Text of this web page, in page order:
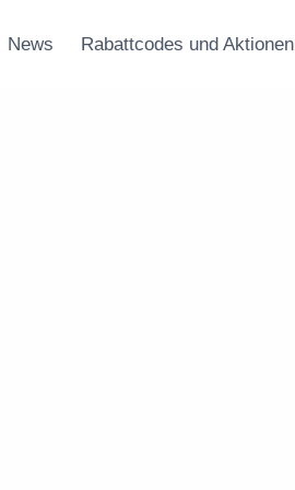
News Rabattcodes und Aktionen